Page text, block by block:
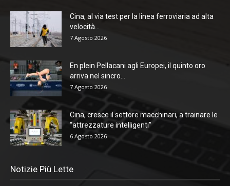
Cina, al via test per la linea ferroviaria ad alta
velocità...
7 Agosto 2026
En plein Pellacani agli Europei, il quinto oro
arriva nel sincro...
7 Agosto 2026
Cina, cresce il settore macchinari, a trainare le
“attrezzature intelligenti”
6 Agosto 2026
Notizie Più Lette